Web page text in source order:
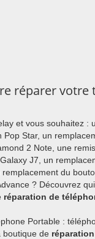
réparer votre
et vous souhaitez :
Pop Star, un
2 Note, une
J7, un
du
? Découvrez
réparation de
Portable :
boutique de